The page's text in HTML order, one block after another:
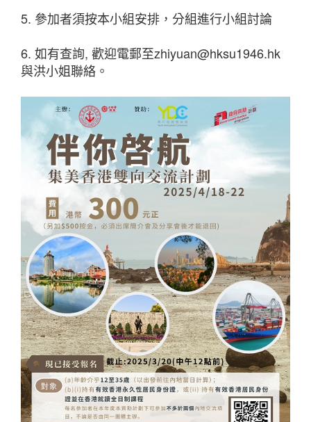
5. 參加者須按本小組安排，分組進行小組討論
6. 如有查詢, 歡迎電郵至zhiyuan@hksu1946.hk
與洪小姐聯絡。